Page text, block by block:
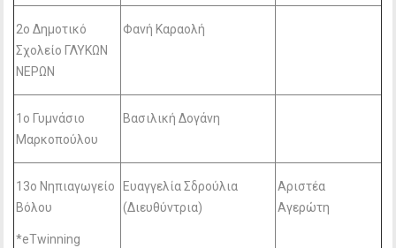
2ο Δημοτικό
Σχολείο ΓΛΥΚΩΝ
ΝΕΡΩΝ
Φανή Καραολή
1o Γυμνάσιο
Μαρκοπούλου
Βασιλική Δογάνη
13ο Νηπιαγωγείο
Βόλου
*eTwinning
Ευαγγελία Σδρούλια
(Διευθύντρια)
Αριστέα
Αγερώτη